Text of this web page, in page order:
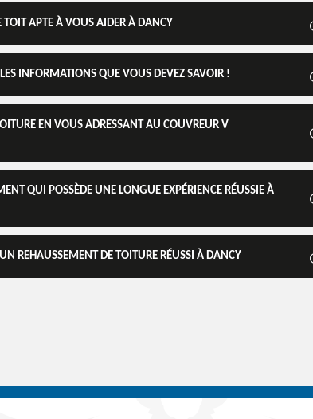
TOIT APTE À VOUS AIDER À DANCY
INFORMATIONS QUE VOUS DEVEZ SAVOIR !
EN VOUS ADRESSANT AU COUVREUR V
QUI POSSÈDE UNE LONGUE EXPÉRIENCE RÉUSSIE À
REHAUSSEMENT DE TOITURE RÉUSSI À DANCY